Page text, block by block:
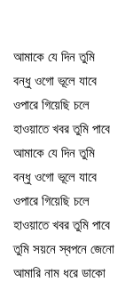
আমাকে যে দিন তুমি
বন্ধু ওগো ভূলে যাবে
ওপারে গিয়েছি চলে
হাওয়াতে খবর তুমি পাবে
আমাকে যে দিন তুমি
বন্ধু ওগো ভূলে যাবে
ওপারে গিয়েছি চলে
হাওয়াতে খবর তুমি পাবে
তুমি সয়নে স্বপনে জেনো
আমারি নাম ধরে ডাকো